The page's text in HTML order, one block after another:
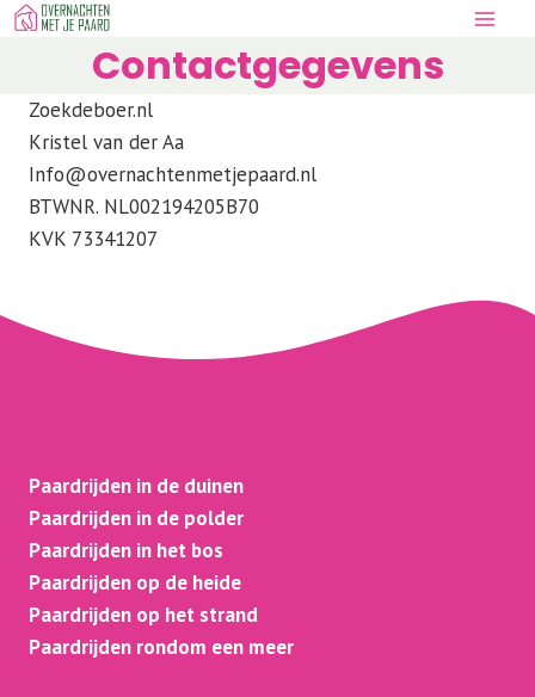
Doorgaan
Contactgegevens
Zoekdeboer.nl
Kristel van der Aa
Info@overnachtenmetjepaard.nl
BTWNR. NL002194205B70
KVK 73341207
Paardrijden in de duinen
Paardrijden in de polder
Paardrijden in het bos
Paardrijden op de heide
Paardrijden op het strand
Paardrijden rondom een meer